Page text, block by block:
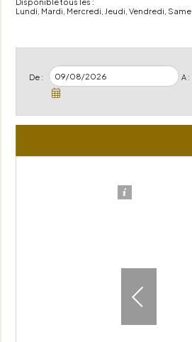
Lundi, Mardi, Mercredi, Jeudi, Vendredi,
De : A :